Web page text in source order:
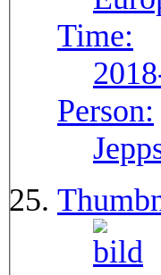
Time:
Person: